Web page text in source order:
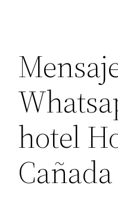
hotel
Cañada